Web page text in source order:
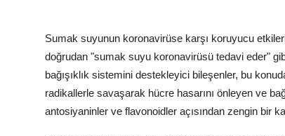
Sumak suyunun koronavirüse karşı koruyucu
doğrudan "sumak suyu koronavirüsü tedavi eder"
bağışıklık sistemini destekleyici bileşenler, bu
radikallerle savaşarak hücre hasarını önleyen ve
antosiyaninler ve flavonoidler açısından zengin bir